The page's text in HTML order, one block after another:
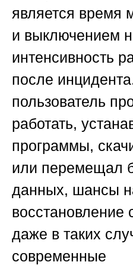
является время
и выключением
интенсивность
после
пользователь
работать,
программы,
или перемещал
данных, шансы
восстановление
даже в таких
современные